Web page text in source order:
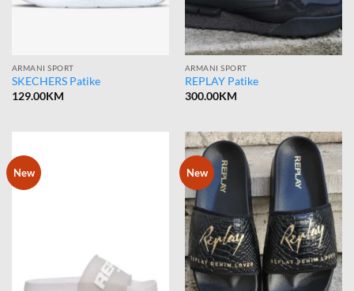
ARMANI SPORT
SKECHERS Patike
129.00KM
ARMANI SPORT
REPLAY Patike
300.00KM
New New